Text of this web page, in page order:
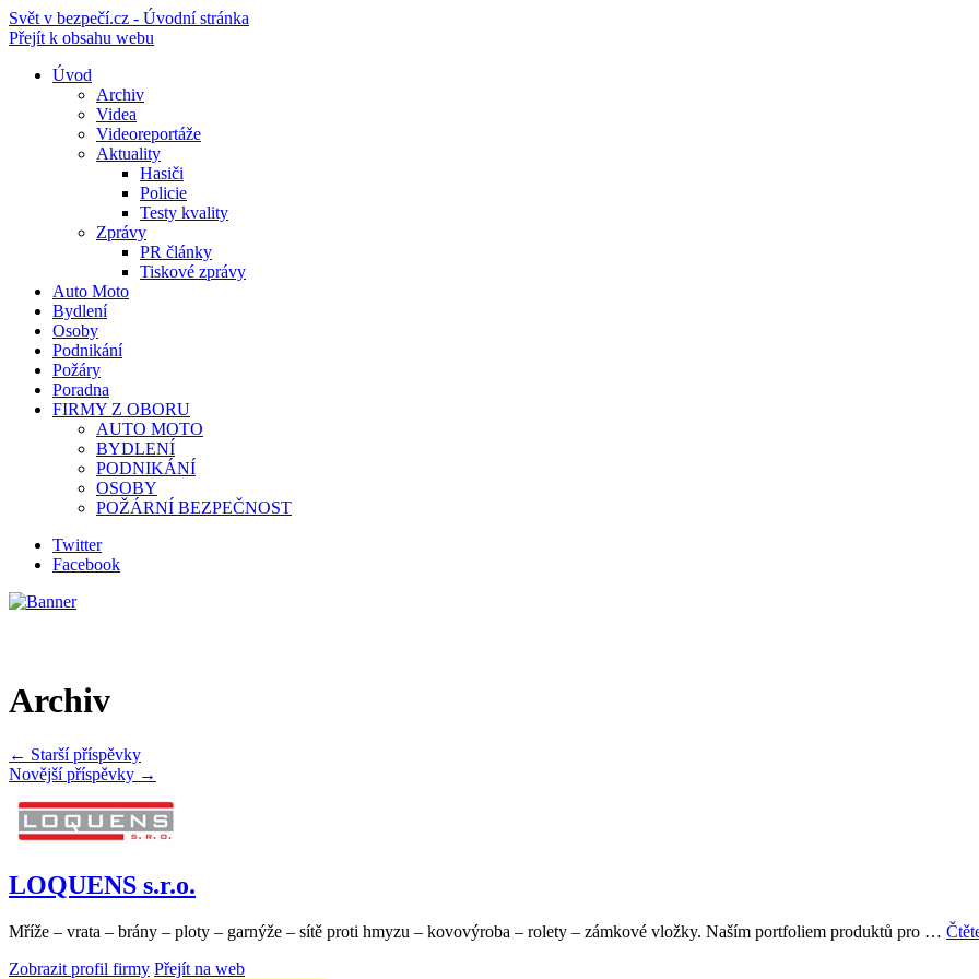
Svět v bezpečí.cz - Úvodní stránka
Přejít k obsahu webu
Úvod
Archiv
Videa
Videoreportáže
Aktuality
Hasiči
Policie
Testy kvality
Zprávy
PR články
Tiskové zprávy
Auto Moto
Bydlení
Osoby
Podnikání
Požáry
Poradna
FIRMY Z OBORU
AUTO MOTO
BYDLENÍ
PODNIKÁNÍ
OSOBY
POŽÁRNÍ BEZPEČNOST
Twitter
Facebook
Archiv
← Starší příspěvky
Novější příspěvky →
LOQUENS s.r.o.
Mříže – vrata – brány – ploty – garnýže – sítě proti hmyzu – kovovýroba – rolety – zámkové vložky. Naším portfoliem produktů pro …
Zobrazit profil firmy Přejít na web